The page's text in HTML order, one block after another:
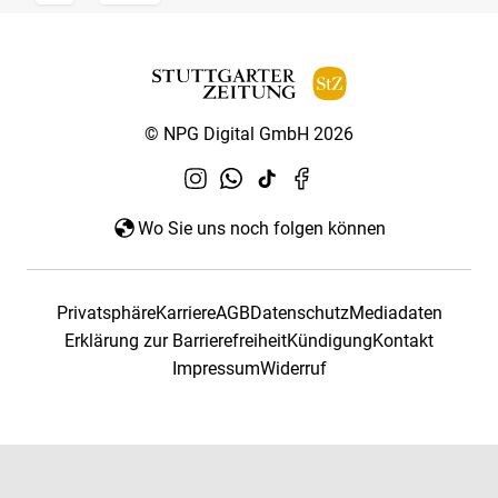
© NPG Digital GmbH 2026
Wo Sie uns noch folgen können
PrivatsphäreKarriereAGBDatenschutzMediadaten
Erklärung zur BarrierefreiheitKündigungKontakt
ImpressumWiderruf